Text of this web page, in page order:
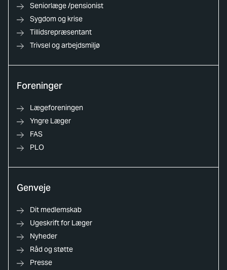
Seniorlæge /pensionist
Sygdom og krise
Tillidsrepræsentant
Trivsel og arbejdsmiljø
Foreninger
Lægeforeningen
Yngre Læger
FAS
PLO
Genveje
Dit medlemskab
Ugeskrift for Læger
Nyheder
Råd og støtte
Presse